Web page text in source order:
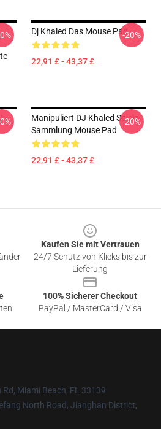
Dj Khaled Das Mouse Pad
22,91 £ - 43,37 £
-20%
Manipuliert DJ Khaled Spiele
Sammlung Mouse Pad
22,91 £ - 43,37 £
-20%
Kaufen Sie mit Vertrauen
24/7 Schutz von Klicks bis zur
Lieferung
100% Sicherer Checkout
PayPal / MasterCard / Visa
Rd, Miami Beach, FL 33139
North Road, Jianghan District,